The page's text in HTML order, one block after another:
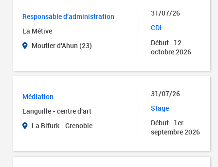
Responsable d'administration
La Métive
Moutier d'Ahun (23)
31/07/26
CDI
Début : 12
octobre 2026
Médiation
Languille - centre d'art
La Bifurk - Grenoble
31/07/26
Stage
Début : 1er
septembre 2026